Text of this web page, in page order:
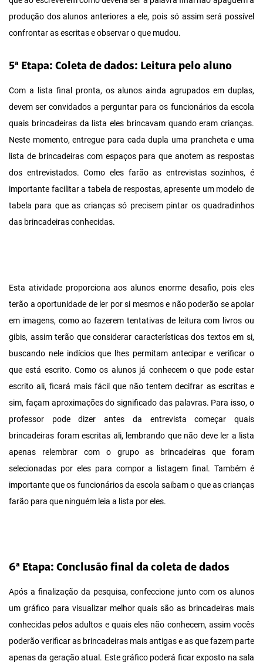
produção dos alunos anteriores a ele, pois só assim será possível
confrontar as escritas e observar o que mudou.
5ª Etapa: Coleta de dados: Leitura pelo aluno
Com a lista final pronta, os alunos ainda agrupados em duplas,
devem ser convidados a perguntar para os funcionários da escola
quais brincadeiras da lista eles brincavam quando eram crianças.
Neste momento, entregue para cada dupla uma prancheta e uma
lista de brincadeiras com espaços para que anotem as respostas
dos entrevistados. Como eles farão as entrevistas sozinhos, é
importante facilitar a tabela de respostas, apresente um modelo de
tabela para que as crianças só precisem pintar os quadradinhos
das brincadeiras conhecidas.
Esta atividade proporciona aos alunos enorme desafio, pois eles
terão a oportunidade de ler por si mesmos e não poderão se apoiar
em imagens, como ao fazerem tentativas de leitura com livros ou
gibis, assim terão que considerar características dos textos em si,
buscando nele indícios que lhes permitam antecipar e verificar o
que está escrito. Como os alunos já conhecem o que pode estar
escrito ali, ficará mais fácil que não tentem decifrar as escritas e
sim, façam aproximações do significado das palavras. Para isso, o
professor pode dizer antes da entrevista começar quais
brincadeiras foram escritas ali, lembrando que não deve ler a lista
apenas relembrar com o grupo as brincadeiras que foram
selecionadas por eles para compor a listagem final. Também é
importante que os funcionários da escola saibam o que as crianças
farão para que ninguém leia a lista por eles.
6ª Etapa: Conclusão final da coleta de dados
Após a finalização da pesquisa, confeccione junto com os alunos
um gráfico para visualizar melhor quais são as brincadeiras mais
conhecidas pelos adultos e quais eles não conhecem, assim vocês
poderão verificar as brincadeiras mais antigas e as que fazem parte
apenas da geração atual. Este gráfico poderá ficar exposto na sala